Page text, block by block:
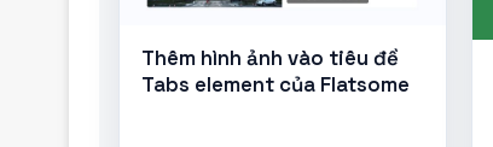
Thêm hình ảnh vào tiêu đề
Tabs element của Flatsome